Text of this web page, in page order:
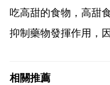
吃高甜的食物，高甜
抑制藥物發揮作用，
物。肥膩食物在體內
相關推薦